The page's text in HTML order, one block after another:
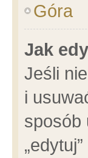
Góra
Jak
Jeśli
i
sposób